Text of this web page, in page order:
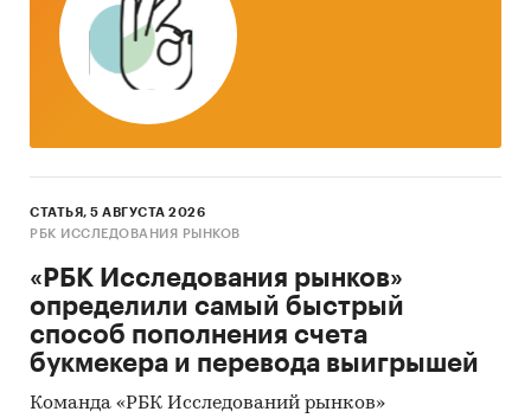
СТАТЬЯ, 5 АВГУСТА 2026
РБК ИССЛЕДОВАНИЯ РЫНКОВ
«РБК Исследования рынков»
определили самый быстрый
способ пополнения счета
букмекера и перевода выигрышей
Команда «РБК Исследований рынков»